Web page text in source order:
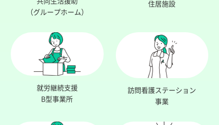
（グループホーム）
住居施設
就労継続支援
B型事業所
訪問看護ステーション
事業